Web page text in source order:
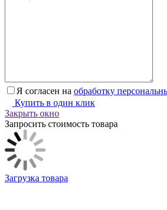
Я согласен на обработку
Купить в один клик
Закрыть окно
Запросить стоимость товара
Загрузка товара